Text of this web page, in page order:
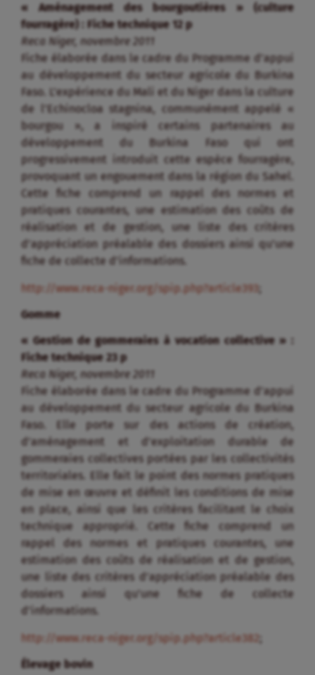
« Aménagement des bourgoutières » (culture
fourragère) : Fiche technique 12 p
Reca Niger, novembre 2011
Fiche élaborée dans le cadre du Programme d’appui
au développement du secteur agricole du Burkina
Faso. L’expérience du Mali et du Niger dans la culture
de l’Echinocloa stagnina, communément appelé «
bourgou », a inspiré certains partenaires au
développement du Burkina Faso qui ont
progressivement introduit cette espèce fourragère,
provoquant un engouement dans la région du Sahel.
Cette fiche comprend un rappel des normes et
pratiques courantes, une estimation des coûts de
réalisation et de gestion, une liste des critères
d’appréciation préalable des dossiers ainsi qu’une
fiche de collecte d’informations.
http://www.reca-niger.org/spip.php?article393
Gomme
« Gestion de gommeraies à vocation collective » :
Fiche technique 23 p
Reca Niger, novembre 2011
Fiche élaborée dans le cadre du Programme d’appui
au développement du secteur agricole du Burkina
Faso. Elle porte sur des actions de création,
d’aménagement et d’exploitation durable de
gommeraies collectives portées par les collectivités
territoriales. Elle fait le point des normes pratiques
de mise en œuvre et définit les conditions de mise
en place, ainsi que les critères facilitant le choix
technique approprié. Cette fiche comprend un
rappel des normes et pratiques courantes, une
estimation des coûts de réalisation et de gestion,
une liste des critères d’appréciation préalable des
dossiers ainsi qu’une fiche de collecte
d’informations.
http://www.reca-niger.org/spip.php?article382
Élevage bovin